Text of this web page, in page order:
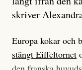
skriver
Europa kokar och
stängt Eiffeltornet